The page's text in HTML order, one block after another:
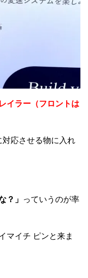
イラー（フロントは
応させる物に入れ
？」 っていうのが率
マイチ ピンと来ま